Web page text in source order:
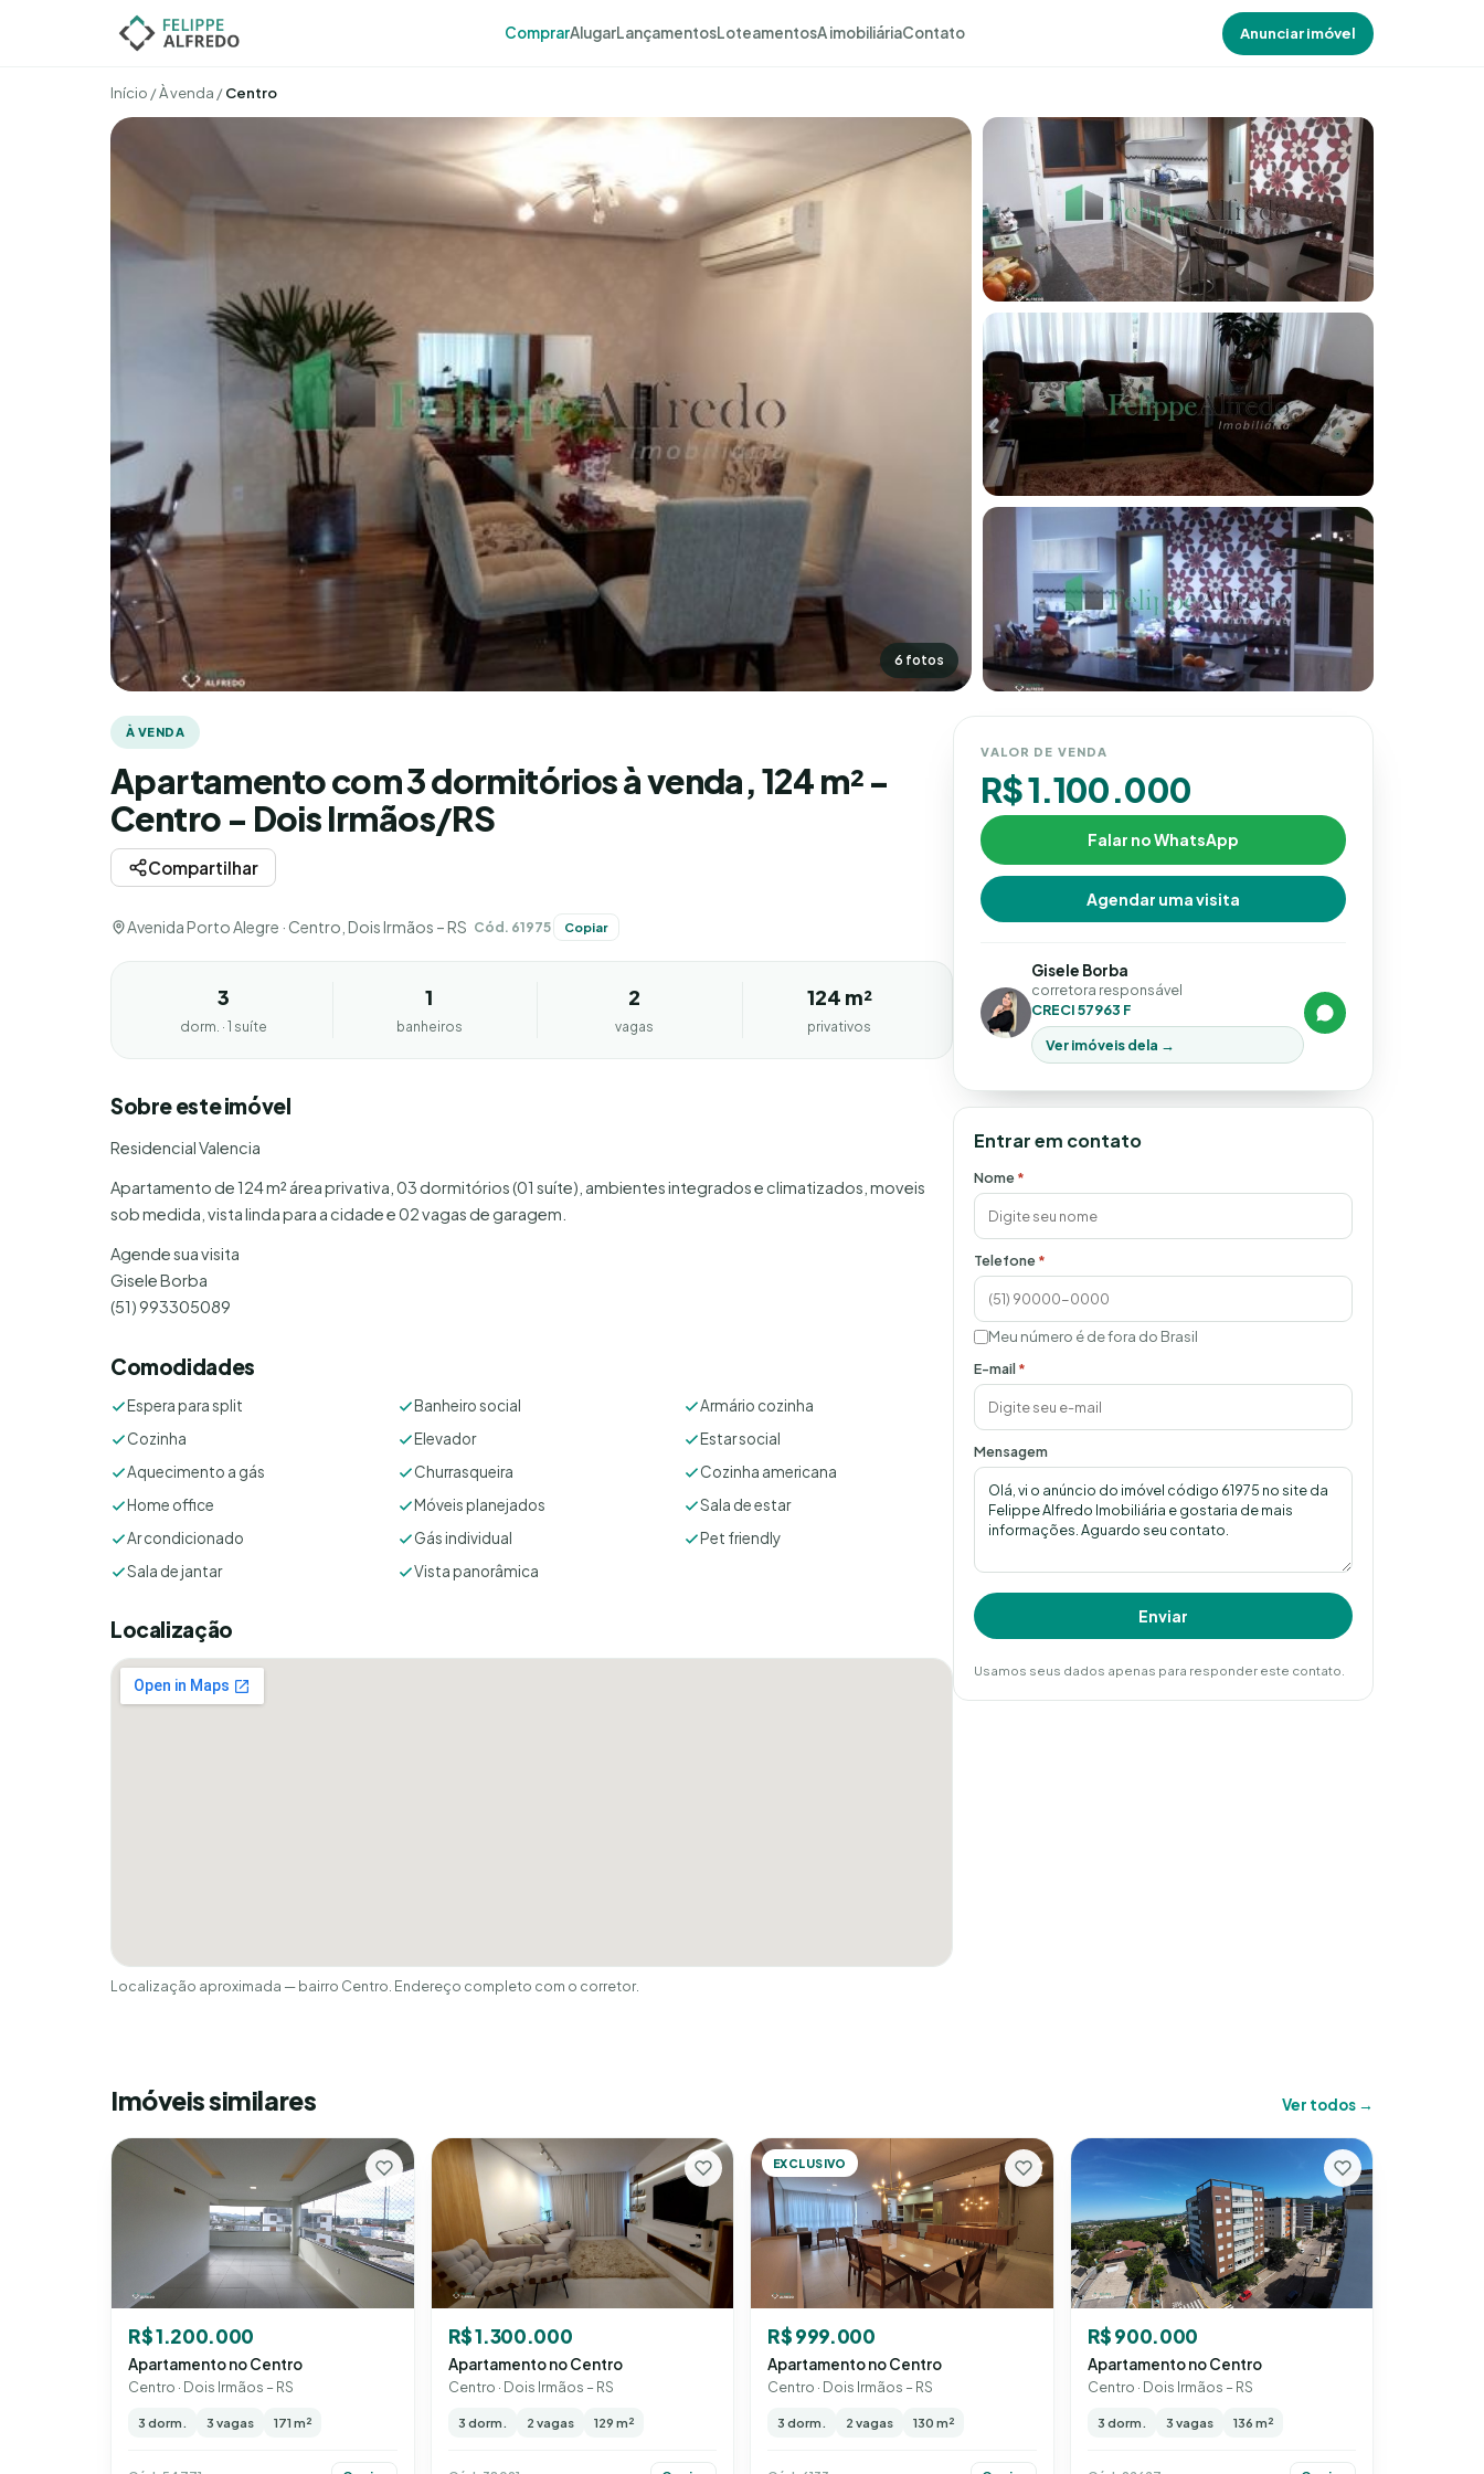
ComprarAlugarLançamentosLoteamentosA imobiliáriaContato Anunciar imóvel
Início /À venda /Centro
6 fotos
À VENDA
Apartamento com 3 dormitórios à venda, 124 m² -
Centro - Dois Irmãos/RS
Compartilhar
Avenida Porto Alegre · Centro, Dois Irmãos – RS Cód. 61975 Copiar
3
dorm. · 1 suíte
1
banheiros
2
vagas
124 m²
privativos
Sobre este imóvel
Residencial Valencia
Apartamento de 124 m² área privativa, 03 dormitórios (01 suíte), ambientes integrados e climatizados, moveis
sob medida, vista linda para a cidade e 02 vagas de garagem.
Agende sua visita
Gisele Borba
(51) 993305089
Comodidades
Espera para split Banheiro social
Armário cozinha
Cozinha
Elevador
Estar social
Aquecimento a gás
Churrasqueira
Cozinha americana
Home office
Móveis planejados
Sala de estar
Ar condicionado
Gás individual
Pet friendly
Sala de jantar
Vista panorâmica
Localização
Localização aproximada — bairro Centro. Endereço completo com o corretor.
VALOR DE VENDA
R$ 1.100.000
Falar no WhatsApp
Agendar uma visita
Gisele Borba
corretora responsável
CRECI 57963 F
Ver imóveis dela →
Entrar em contato
Nome *
Telefone *
Meu número é de fora do Brasil
E-mail *
Mensagem
Enviar
Usamos seus dados apenas para responder este contato.
Imóveis similares Ver todos →
R$ 1.200.000
Apartamento no Centro
Centro · Dois Irmãos – RS
3 dorm. 3 vagas 171 m²
R$ 1.300.000
Apartamento no Centro
Centro · Dois Irmãos – RS
3 dorm. 2 vagas 129 m²
EXCLUSIVO
R$ 999.000
Apartamento no Centro
Centro · Dois Irmãos – RS
3 dorm. 2 vagas 130 m²
R$ 900.000
Apartamento no Centro
Centro · Dois Irmãos – RS
3 dorm. 3 vagas 136 m²